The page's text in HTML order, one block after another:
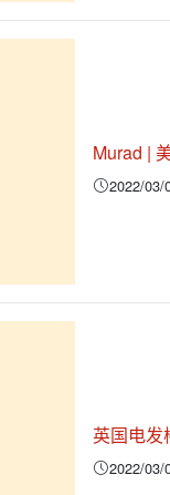
Murad |
2022/03/
英国电发
2022/03/